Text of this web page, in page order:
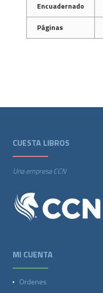
Encuadernado
Páginas
CUESTA LIBROS
Una empresa CCN
MI CUENTA
Ordenes